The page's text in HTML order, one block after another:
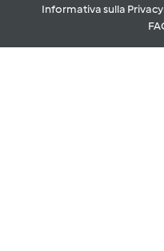
Informativa sulla Privacy